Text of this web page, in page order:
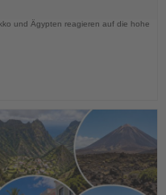
und Ägypten reagieren auf die hohe